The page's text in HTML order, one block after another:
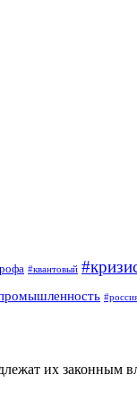
#квантовый
их законным